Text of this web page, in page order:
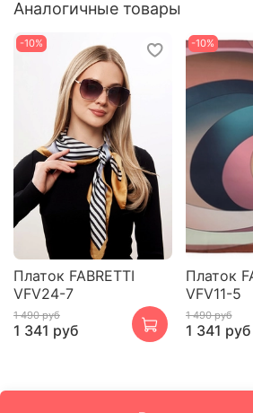
Аналогичные товары
-10%
Платок FABRETTI
VFV24-7
1 490 руб
1 341 руб
-10%
Платок
VFV11-5
1 490 руб
1 341 руб